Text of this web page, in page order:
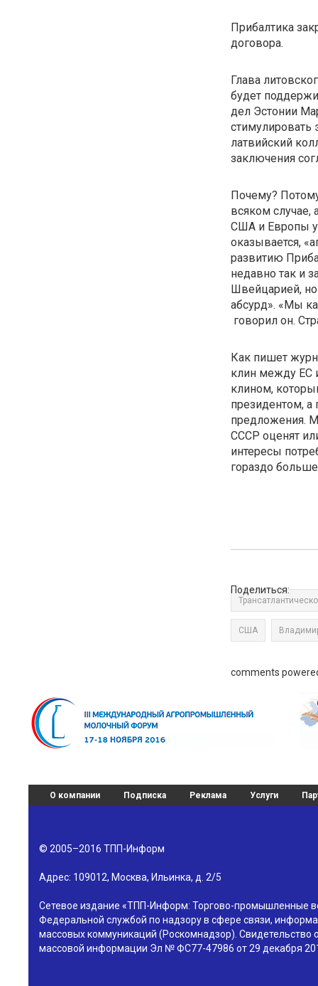
Прибалтика
договора.
Глава
будет
дел Эстонии
стимулировать
латвийский
заключения
Почему?
всяком случае,
США и Европы
оказывается,
развитию
недавно так и
Швейцарией, но
абсурд». «Мы
говорил он.
Как пишет
клин между ЕС
клином,
президентом, а
предложения.
СССР оценят
интересы
гораздо
Поделиться:
США
comments
О компании Подписка Реклама Услуги
© 2005–2016 ТПП-Информ
Адрес: 109012, Москва, Ильинка, д. 2/5
Сетевое издание «ТПП-Информ: Торгово-промышленные
Федеральной службой по надзору в сфере связи,
массовых коммуникаций (Роскомнадзор). Свидетельство
массовой информации Эл № ФС77-47986 от 29 декабря